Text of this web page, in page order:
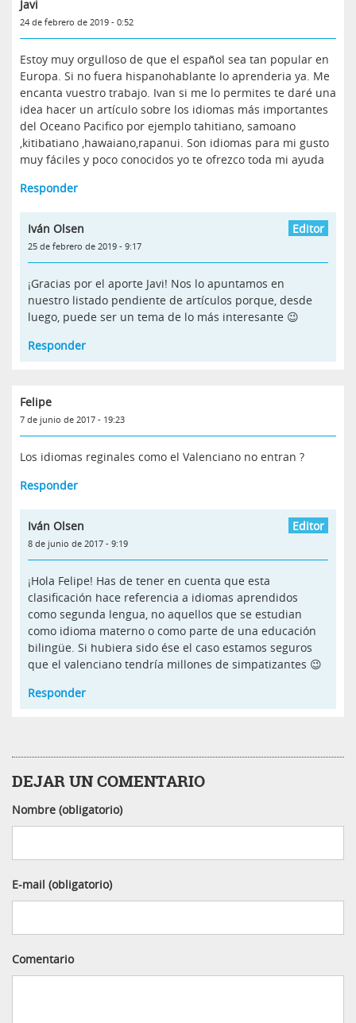
Javi
24 de febrero de 2019 - 0:52
Estoy muy orgulloso de que el español sea tan popular en
Europa. Si no fuera hispanohablante lo aprenderia ya. Me
encanta vuestro trabajo. Ivan si me lo permites te daré una
idea hacer un artículo sobre los idiomas más importantes
del Oceano Pacifico por ejemplo tahitiano, samoano
,kitibatiano ,hawaiano,rapanui. Son idiomas para mi gusto
muy fáciles y poco conocidos yo te ofrezco toda mi ayuda
Responder
Iván Olsen
25 de febrero de 2019 - 9:17
¡Gracias por el aporte Javi! Nos lo apuntamos en
nuestro listado pendiente de artículos porque, desde
luego, puede ser un tema de lo más interesante 😉
Responder
Felipe
7 de junio de 2017 - 19:23
Los idiomas reginales como el Valenciano no entran ?
Responder
Iván Olsen
8 de junio de 2017 - 9:19
¡Hola Felipe! Has de tener en cuenta que esta
clasificación hace referencia a idiomas aprendidos
como segunda lengua, no aquellos que se estudian
como idioma materno o como parte de una educación
bilingüe. Si hubiera sido ése el caso estamos seguros
que el valenciano tendría millones de simpatizantes 😉
Responder
DEJAR UN COMENTARIO
Nombre (obligatorio)
E-mail (obligatorio)
Comentario